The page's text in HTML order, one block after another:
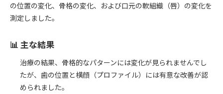
の位置の変化、骨格の変化、および口元の軟組織（唇）の変化を
測定しました。
📊 主な結果
治療の結果、骨格的なパターンには変化が見られませんでし
たが、歯の位置と横顔（プロファイル）には有意な改善が認
められました。